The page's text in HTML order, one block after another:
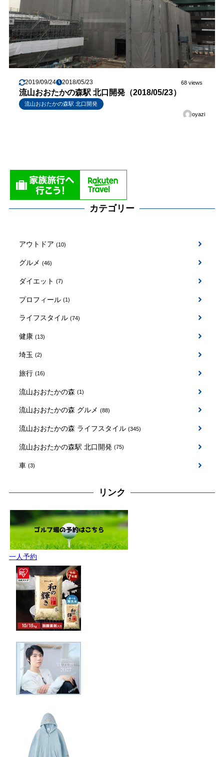
2019/09/24 2018/05/23 68 views
流山おおたかの森駅 北口開発（2018/05/23）
流山おおたかの森駅 北口開発
oyazi
カテゴリー
アウトドア (10)
グルメ (46)
ダイエット (7)
プロフィール (1)
ライフスタイル (74)
健康 (13)
埼玉 (2)
旅行 (16)
流山おおたかの森 (1)
流山おおたかの森 グルメ (88)
流山おおたかの森 ライフスタイル (345)
流山おおたかの森駅 北口開発 (75)
車 (3)
リンク
一人予約